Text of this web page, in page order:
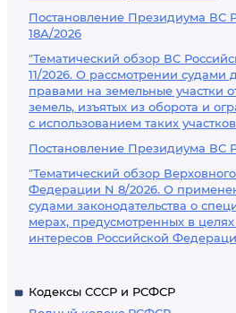
Постановление Президиума ВС
18А/2026
"Тематический обзор ВС
11/2026. О рассмотрении судами
правами на земельные участки
земель, изъятых из оборота и
с использованием таких
Постановление Президиума ВС
"Тематический обзор
Федерации N 8/2026. О
судами законодательства о
мерах, предусмотренных в
интересов Российской
Кодексы СССР и РСФСР